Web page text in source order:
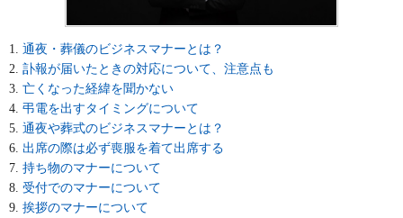
通夜・葬儀のビジネスマナーとは？
訃報が届いたときの対応について、注意点も
亡くなった経緯を聞かない
弔電を出すタイミングについて
通夜や葬式のビジネスマナーとは？
出席の際は必ず喪服を着て出席する
持ち物のマナーについて
受付でのマナーについて
挨拶のマナーについて